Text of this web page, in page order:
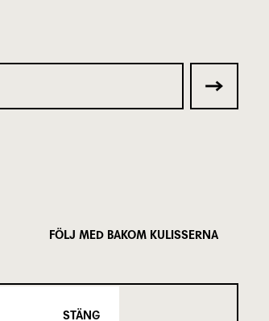
FÖLJ MED BAKOM KULISSERNA
STÄNG